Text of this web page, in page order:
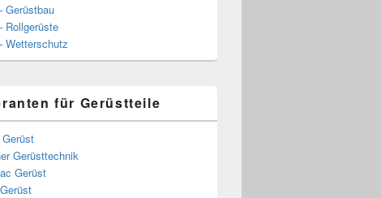
Gerüstbau
Rollgerüste
Wetterschutz
für Gerüstteile
Gerüsttechnik
Gerüst